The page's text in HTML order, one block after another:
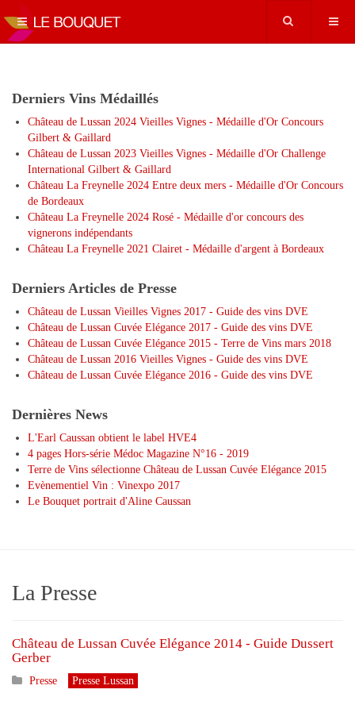
Derniers Vins Médaillés
Château de Lussan 2024 Vieilles Vignes - Médaille d'Or Concours
Gilbert & Gaillard
Château de Lussan 2023 Vieilles Vignes - Médaille d'Or Challenge
International Gilbert & Gaillard
Château La Freynelle 2024 Entre deux mers - Médaille d'Or Concours
de Bordeaux
Château La Freynelle 2024 Rosé - Médaille d'or concours des
vignerons indépendants
Château La Freynelle 2021 Clairet - Médaille d'argent à Bordeaux
Derniers Articles de Presse
Château de Lussan Vieilles Vignes 2017 - Guide des vins DVE
Château de Lussan Cuvée Elégance 2017 - Guide des vins DVE
Château de Lussan Cuvée Elégance 2015 - Terre de Vins mars 2018
Château de Lussan 2016 Vieilles Vignes - Guide des vins DVE
Château de Lussan Cuvée Elégance 2016 - Guide des vins DVE
Dernières News
L'Earl Caussan obtient le label HVE4
4 pages Hors-série Médoc Magazine N°16 - 2019
Terre de Vins sélectionne Château de Lussan Cuvée Elégance 2015
Evènementiel Vin : Vinexpo 2017
Le Bouquet portrait d'Aline Caussan
La Presse
Château de Lussan Cuvée Elégance 2014 - Guide Dussert
Gerber
Presse Presse Lussan